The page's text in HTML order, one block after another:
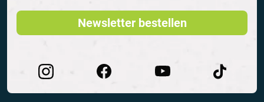
Newsletter bestellen